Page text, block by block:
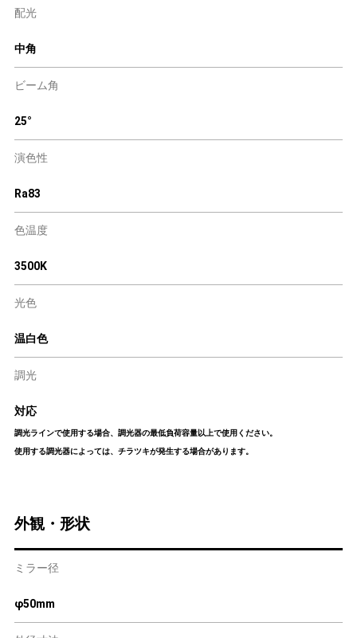
配光
中角
ビーム角
25°
演色性
Ra83
色温度
3500K
光色
温白色
調光
対応
調光ラインで使用する場合、調光器の最低負荷容量以上で使用ください。
使用する調光器によっては、チラツキが発生する場合があります。
外観・形状
ミラー径
φ50mm